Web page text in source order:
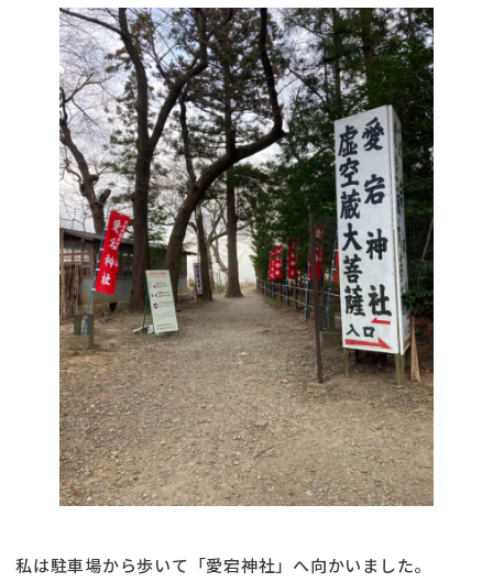
私は駐車場から歩いて「愛宕神社」へ向かいました。